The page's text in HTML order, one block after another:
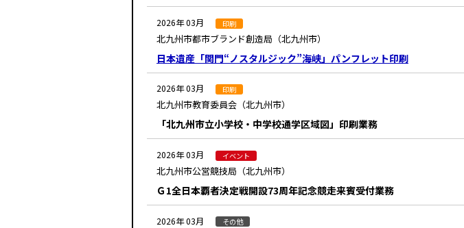
2026年 03月 印刷
北九州市都市ブランド創造局（北九州市）
日本遺産「関門“ノスタルジック”海峡」パンフレット印刷
2026年 03月 印刷
北九州市教育委員会（北九州市）
「北九州市立小学校・中学校通学区域図」印刷業務
2026年 03月 イベント
北九州市公営競技局（北九州市）
Ｇ1全日本覇者決定戦開設73周年記念競走来賓受付業務
2026年 03月 その他